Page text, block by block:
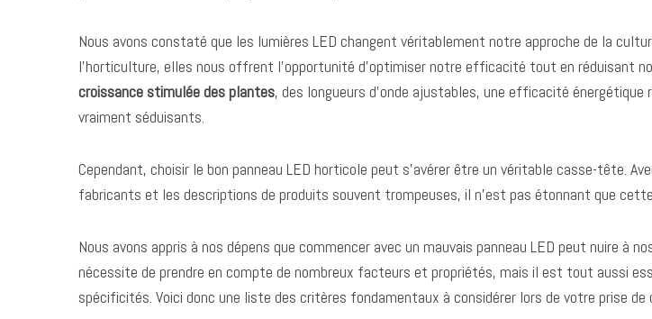
Nous avons constaté que les lumières LED changent véritablement notre approche de la
l’horticulture, elles nous offrent l’opportunité d’optimiser notre efficacité tout en réduisant
croissance stimulée des plantes, des longueurs d’onde ajustables, une efficacité
vraiment séduisants.
Cependant, choisir le bon panneau LED horticole peut s’avérer être un véritable casse-tête.
fabricants et les descriptions de produits souvent trompeuses, il n’est pas étonnant que
Nous avons appris à nos dépens que commencer avec un mauvais panneau LED peut nuire
nécessite de prendre en compte de nombreux facteurs et propriétés, mais il est tout aussi
spécificités. Voici donc une liste des critères fondamentaux à considérer lors de votre prise de